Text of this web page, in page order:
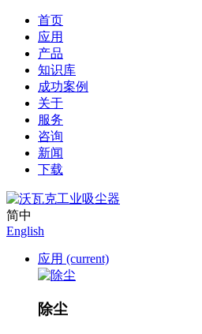
首页
应用
产品
知识库
成功案例
关于
服务
咨询
新闻
下载
简中
English
应用 (current)
除尘